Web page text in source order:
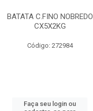
BATATA C.FINO NOBREDO
CX5X2KG
Código: 272984
Faça seu login ou